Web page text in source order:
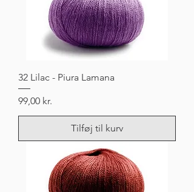
32 Lilac - Piura Lamana
Pris
99,00 kr.
Tilføj til kurv